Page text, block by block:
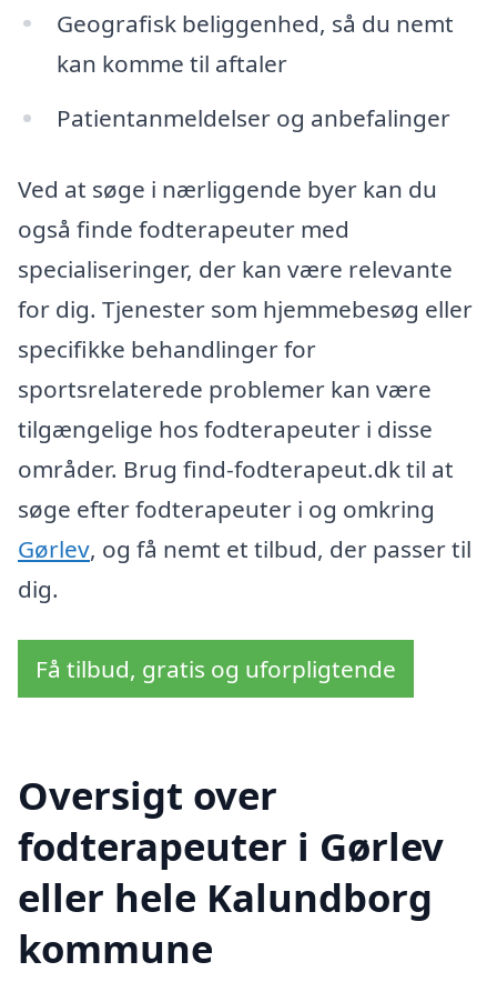
Geografisk beliggenhed, så du nemt
kan komme til aftaler
Patientanmeldelser og anbefalinger
Ved at søge i nærliggende byer kan du
også finde fodterapeuter med
specialiseringer, der kan være relevante
for dig. Tjenester som hjemmebesøg eller
specifikke behandlinger for
sportsrelaterede problemer kan være
tilgængelige hos fodterapeuter i disse
områder. Brug find-fodterapeut.dk til at
søge efter fodterapeuter i og omkring
Gørlev, og få nemt et tilbud, der passer til
dig.
Få tilbud, gratis og uforpligtende
Oversigt over
fodterapeuter i Gørlev
eller hele Kalundborg
kommune